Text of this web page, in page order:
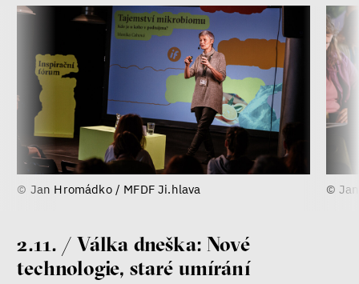
Miroslav Palanský
Lucie Trlifajová
Kateřina Smejkalová
Jsem radikál – Kdo je víc?
Miloš Gregor
Jan Charvát
Matouš Hrdina
Zobrazit více
© Jan Hromádko / MFDF Ji.hlava ©
2.11. / Válka dneška: Nové
technologie, staré umírání